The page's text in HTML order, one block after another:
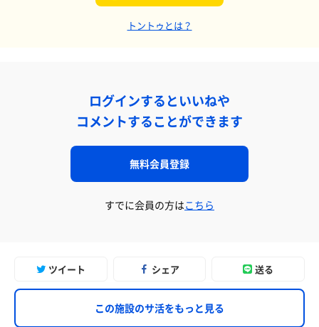
トントゥとは？
ログインするといいねや
コメントすることができます
無料会員登録
すでに会員の方はこちら
ツイート シェア 送る
この施設のサ活をもっと見る